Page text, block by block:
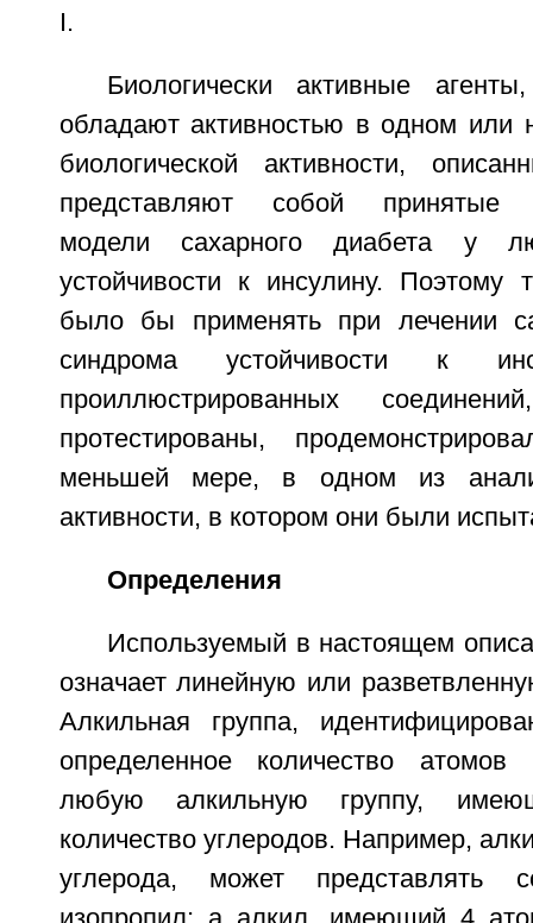
I.
Биологически активные
обладают активностью в одном или
биологической активности,
представляют собой принятые
модели сахарного диабета у
устойчивости к инсулину. Поэтому
было бы применять при лечении
синдрома устойчивости к
проиллюстрированных
протестированы,
меньшей мере, в одном из
активности, в котором они были
Определения
Используемый в настоящем
означает линейную или
Алкильная группа,
определенное количество атомов
любую алкильную группу,
количество углеродов. Например,
углерода, может представлять